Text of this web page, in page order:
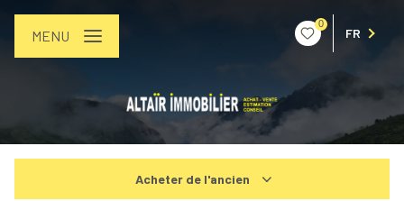
0
FR
MENU
Acheter de l'ancien